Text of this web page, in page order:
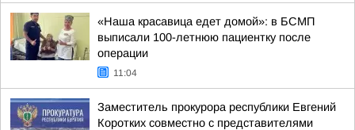
«Наша красавица едет домой»: в БСМП
выписали 100-летнюю пациентку после
операции
11:04
Заместитель прокурора республики Евгений
Коротких совместно с представителями